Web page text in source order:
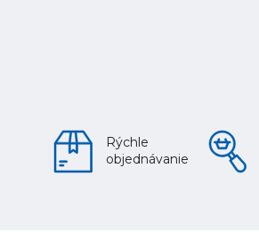
Rýchle
objednávanie